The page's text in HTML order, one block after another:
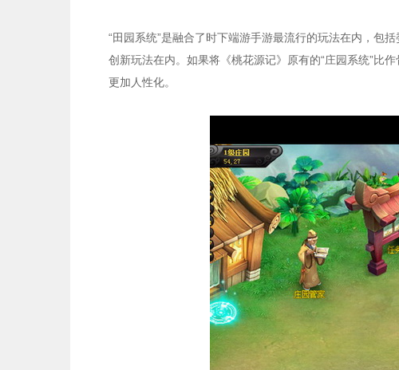
“田园系统”是融合了时下端游手游最流行的玩法在内，包
创新玩法在内。如果将《桃花源记》原有的“庄园系统”比
更加人性化。